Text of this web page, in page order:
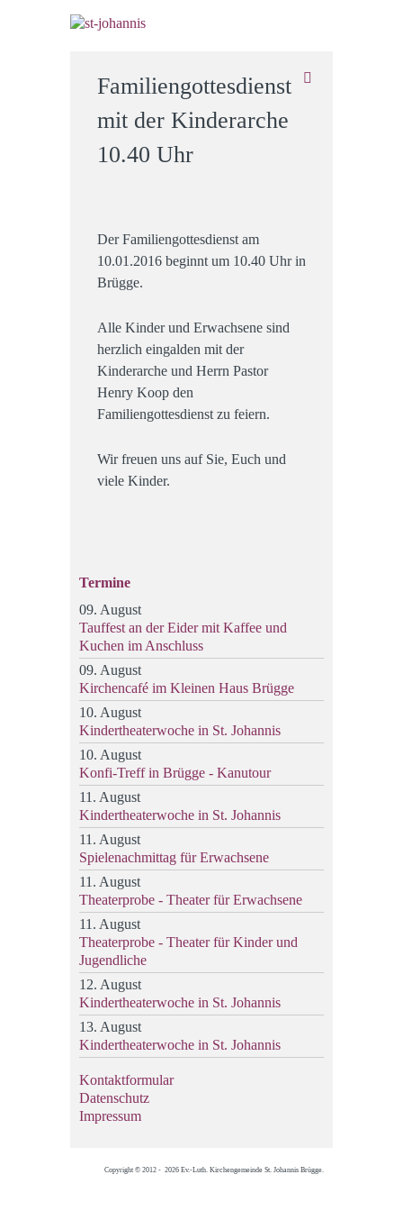
Familiengottesdienst
mit der Kinderarche
10.40 Uhr
Der Familiengottesdienst am
10.01.2016 beginnt um 10.40 Uhr in
Brügge.
Alle Kinder und Erwachsene sind
herzlich eingalden mit der
Kinderarche und Herrn Pastor
Henry Koop den
Familiengottesdienst zu feiern.
Wir freuen uns auf Sie, Euch und
viele Kinder.
Termine
09. August
Tauffest an der Eider mit Kaffee und
Kuchen im Anschluss
09. August
Kirchencafé im Kleinen Haus Brügge
10. August
Kindertheaterwoche in St. Johannis
10. August
Konfi-Treff in Brügge - Kanutour
11. August
Kindertheaterwoche in St. Johannis
11. August
Spielenachmittag für Erwachsene
11. August
Theaterprobe - Theater für Erwachsene
11. August
Theaterprobe - Theater für Kinder und
Jugendliche
12. August
Kindertheaterwoche in St. Johannis
13. August
Kindertheaterwoche in St. Johannis
Kontaktformular
Datenschutz
Impressum
Copyright © 2012 - 2026 Ev.-Luth. Kirchengemeinde St. Johannis Brügge.